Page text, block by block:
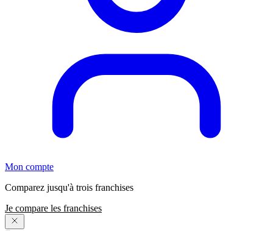
Mon compte
Comparez jusqu'à trois franchises
Je compare les franchises